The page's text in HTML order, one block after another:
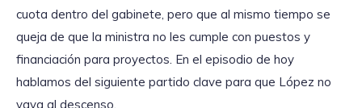
cuota dentro del gabinete, pero que al mismo tiempo se
queja de que la ministra no les cumple con puestos y
financiación para proyectos. En el episodio de hoy
hablamos del siguiente partido clave para que López no
vaya al descenso.